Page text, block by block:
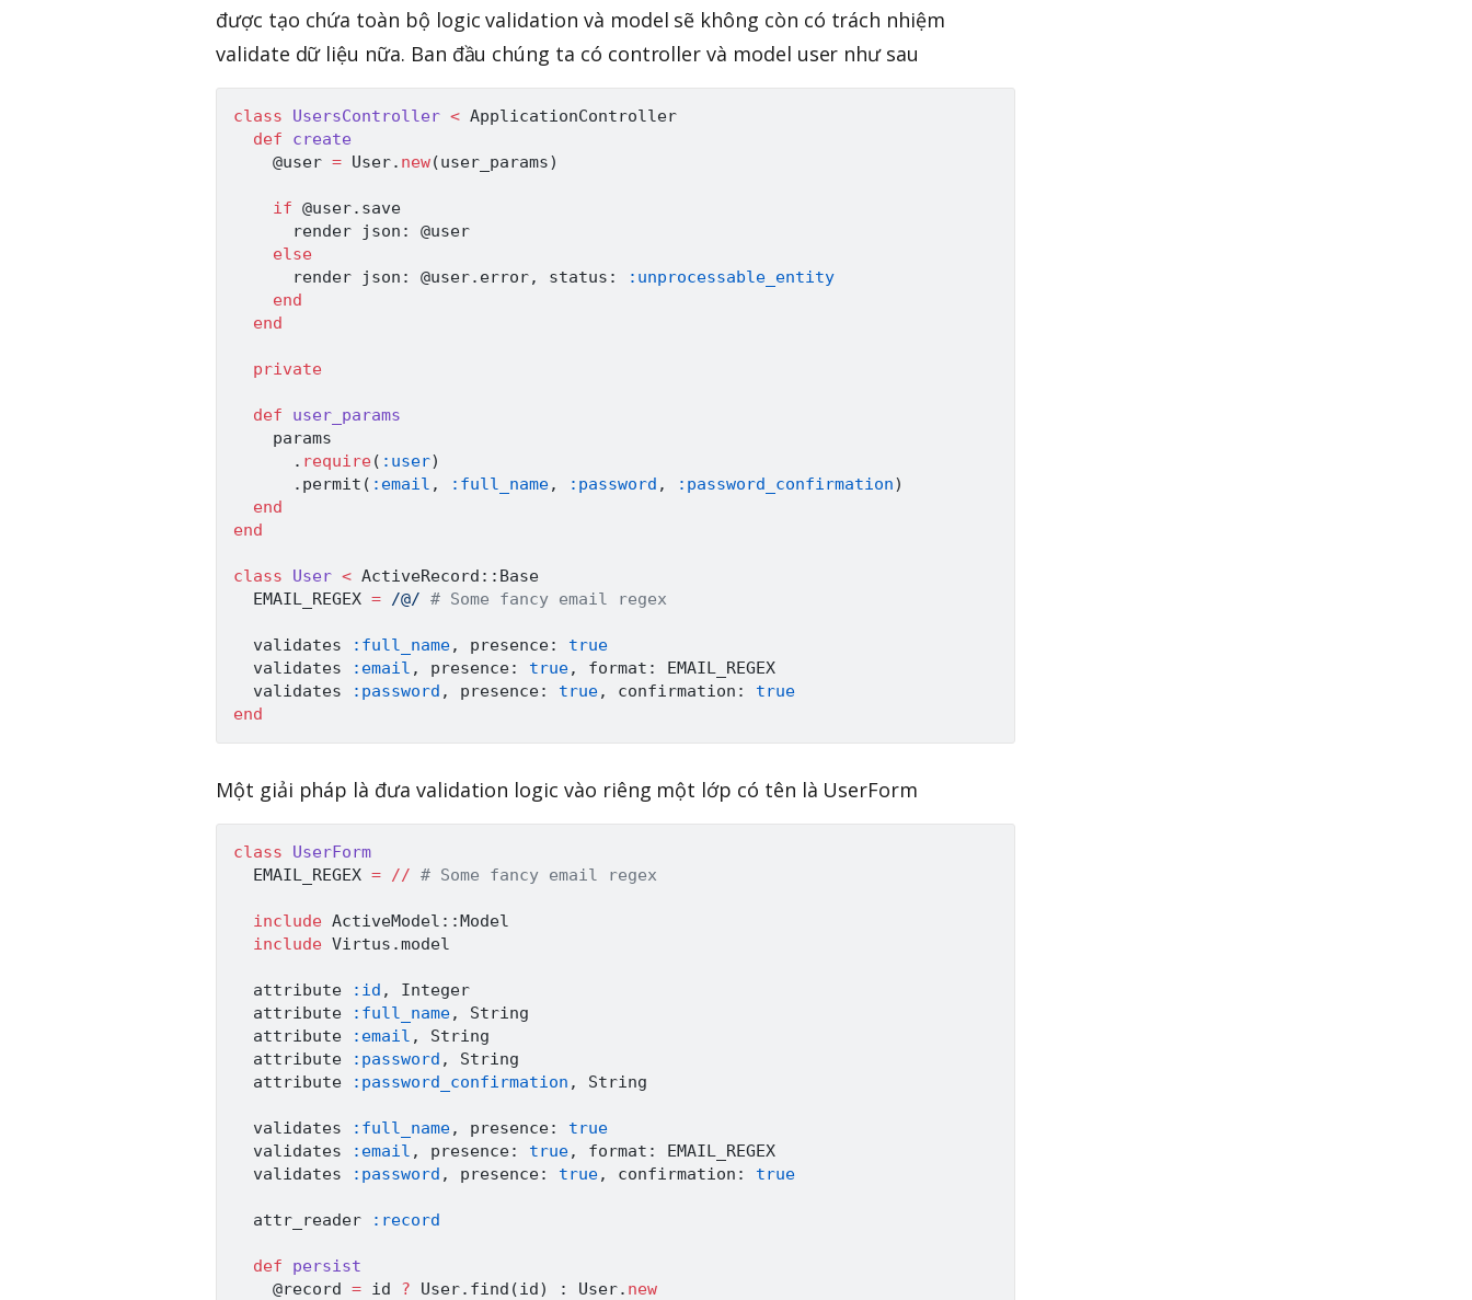
được tạo chứa toàn bộ logic validation và model sẽ không còn có trách nhiệm
validate dữ liệu nữa. Ban đầu chúng ta có controller và model user như sau
class UsersController < ApplicationController
def
create
@user = User. new(user_params)
if @user. save
      render json
:
@user
else
      render json
: @user. error, status :
:unprocessable_entity
end
end
private
def
user_params
    params
. require( :user)
. permit ( :email , :full_name, :password , :password_confirmation)
end
end
class User < ActiveRecord : : Base
EMAIL_REGEX = /@/ # Some fancy email regex
  validates
:full_name, presence:
true
  validates
:email , presence: true, format :
EMAIL_REGEX
  validates
:password , presence: true, confirmation :
true
end
Một giải pháp là đưa validation logic vào riêng một lớp có tên là UserForm
class
UserForm
EMAIL_REGEX = // # Some fancy email regex
include ActiveModel : :Model
include Virtus .model
  attribute
:id ,
Integer
  attribute
:full_name,
String
  attribute
:email ,
String
  attribute
:password ,
String
  attribute
:password_confirmation , String
  validates
:full_name, presence:
true
  validates
:email , presence: true, format :
EMAIL_REGEX
  validates
:password , presence: true, confirmation : true
  attr_reader
:record
def
persist
@record = id ? User. find (id) : User. new